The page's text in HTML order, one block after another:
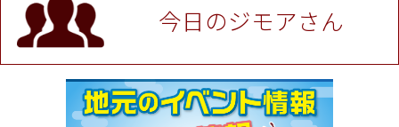
駅前店）
[有効期限]2026年9月30日
★ジモア限定特典★ お会計より全品5％OFF（ナチ
ュラル＆ハンドメイドショップ［マキマキ］）
[有効期限]2026年9月30日まで
【ジモア限定①】初回割引 特価 VIO脱毛11,000円
今日のジモアさん